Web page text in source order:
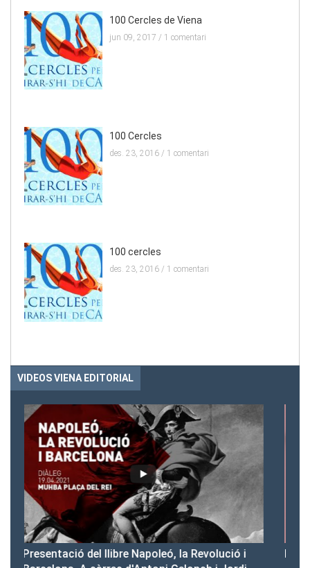
100 Cercles de Viena
jun 09, 2017 / 1 comentari
100 Cercles
des. 23, 2016 / 1 comentari
100 cercles
des. 23, 2016 / 1 comentari
VIDEOS VIENA EDITORIAL
Presentació del Club Victòria